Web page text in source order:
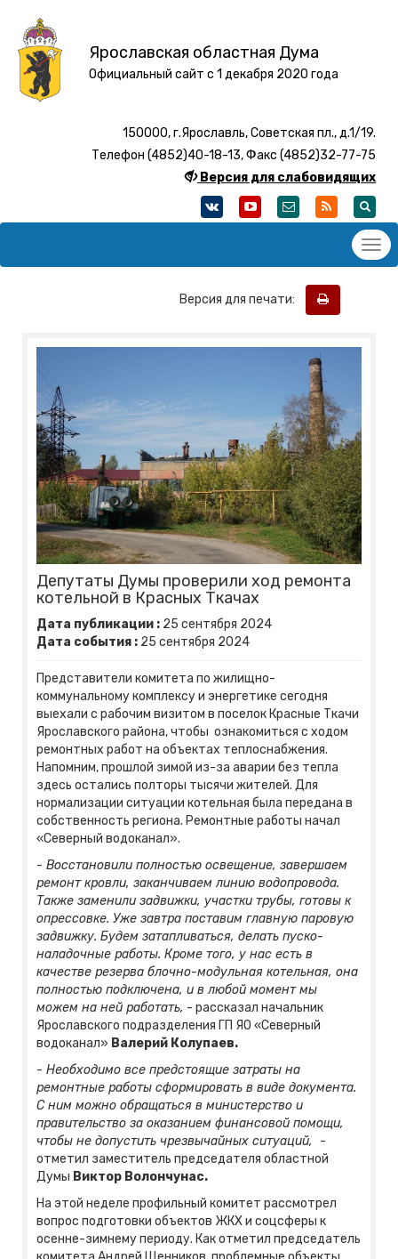
Ярославская областная Дума
Официальный сайт с 1 декабря 2020 года
150000, г.Ярославль, Советская пл., д.1/19.
Телефон (4852)40-18-13, Факс (4852)32-77-75
Версия для слабовидящих
Версия для печати:
Депутаты Думы проверили ход ремонта
котельной в Красных Ткачах
Дата публикации : 25 сентября 2024
Дата события : 25 сентября 2024
Представители комитета по жилищно-
коммунальному комплексу и энергетике сегодня
выехали с рабочим визитом в поселок Красные Ткачи
Ярославского района, чтобы ознакомиться с ходом
ремонтных работ на объектах теплоснабжения.
Напомним, прошлой зимой из-за аварии без тепла
здесь остались полторы тысячи жителей. Для
нормализации ситуации котельная была передана в
собственность региона. Ремонтные работы начал
«Северный водоканал».
- Восстановили полностью освещение, завершаем
ремонт кровли, заканчиваем линию водопровода.
Также заменили задвижки, участки трубы, готовы к
опрессовке. Уже завтра поставим главную паровую
задвижку. Будем затапливаться, делать пуско-
наладочные работы. Кроме того, у нас есть в
качестве резерва блочно-модульная котельная, она
полностью подключена, и в любой момент мы
можем на ней работать, - рассказал начальник
Ярославского подразделения ГП ЯО «Северный
водоканал» Валерий Колупаев.
- Необходимо все предстоящие затраты на
ремонтные работы сформировать в виде документа.
С ним можно обращаться в министерство и
правительство за оказанием финансовой помощи,
чтобы не допустить чрезвычайных ситуаций, -
отметил заместитель председателя областной
Думы Виктор Волончунас.
На этой неделе профильный комитет рассмотрел
вопрос подготовки объектов ЖКХ и соцсферы к
осенне-зимнему периоду. Как отметил председатель